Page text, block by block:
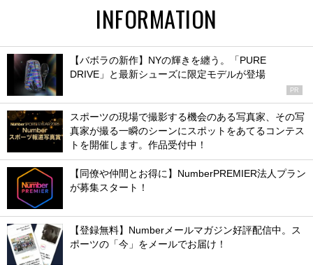
INFORMATION
【バボラの新作】NYの輝きを纏う。「PURE
DRIVE」と最新シューズに限定モデルが登場
PR
スポーツの現場で撮影する機会のある写真家、その写
真家が撮る一瞬のシーンにスポットをあてるコンテス
トを開催します。作品受付中！
【同僚や仲間とお得に】NumberPREMIER法人プラン
が募集スタート！
【登録無料】Numberメールマガジン好評配信中。ス
ポーツの「今」をメールでお届け！